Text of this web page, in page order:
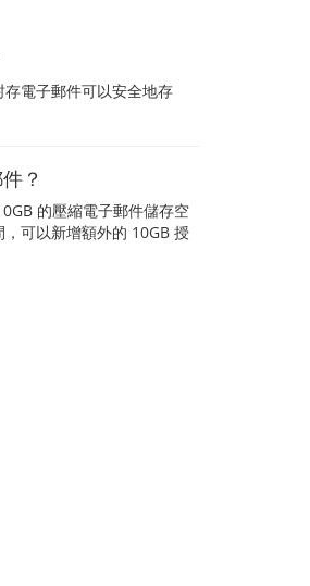
電子郵件可以安全地存
？
的壓縮電子郵件儲存空
可以新增額外的 10GB 授